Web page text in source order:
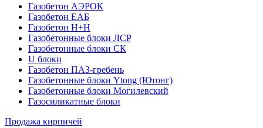
Газобетон АЭРОК
Газобетон ЕАБ
Газобетон H+H
Газобетонные блоки ЛСР
Газобетонные блоки СК
U блоки
Газобетон ПАЗ-гребень
Газобетонные блоки Ytong (Ютонг)
Газобетонные блоки Могилевский
Газосиликатные блоки
Продажа кирпичей